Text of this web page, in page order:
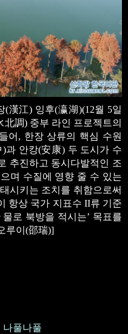
(漢江) 잉후(瀛湖)(12월 5일
調) 중부 라인 프로젝트의
어, 한장 상류의 핵심 수원
안캉(安康) 두 도시가 수
추진하고 동시다발적인 조
며 수질에 영향 줄 수 있는
시키는 조치를 취함으로써
항상 국가 지표수 II류 기준
로 북방을 적시는’ 목표를
루이(邵瑞)]
나풀나풀